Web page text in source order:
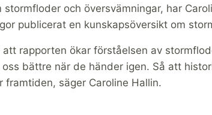
stormfloder och översvämningar, har
publicerat en kunskapsöversikt om
att rapporten ökar förståelsen av
bättre när de händer igen. Så att
framtiden, säger Caroline Hallin.